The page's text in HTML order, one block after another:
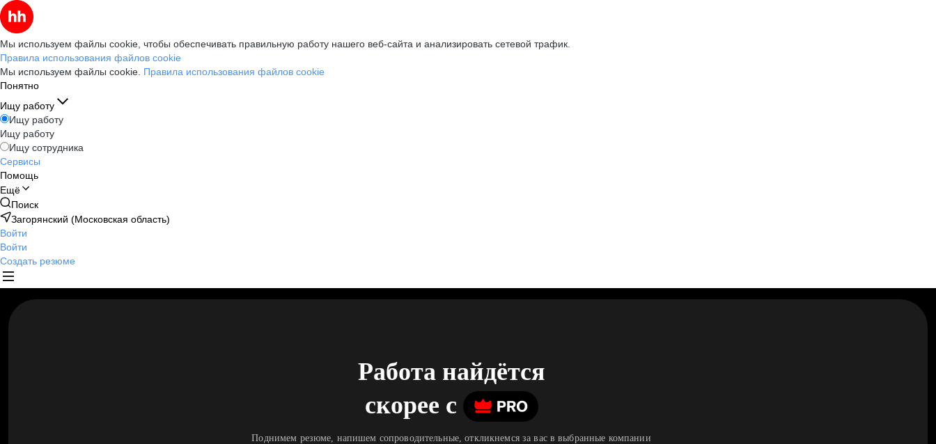
Мы используем файлы cookie, чтобы обеспечивать правильную работу нашего веб-сайта и анализировать сетевой трафик.
Правила использования файлов cookie
Мы используем файлы cookie. Правила использования файлов cookie
Понятно
Ищу работу
Ищу работу
Ищу работу
Ищу сотрудника
Сервисы
Помощь
Ещё
Поиск
Загорянский (Московская область)
Войти
Войти
Создать резюме
Работа найдётся
скорее c
Поднимем резюме, напишем сопроводительные, откликнемся за вас в выбранные компании